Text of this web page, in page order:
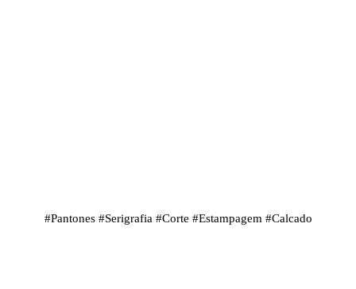
#Pantones#Serigrafia #Corte #Estampagem #Calcado